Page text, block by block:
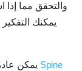
يمكنك
Spine